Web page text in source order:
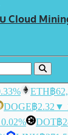
Cloud
ETH฿
DOGE฿2.32 ▼
DOT฿